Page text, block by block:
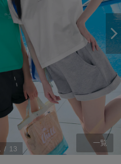
/ 13
一覧